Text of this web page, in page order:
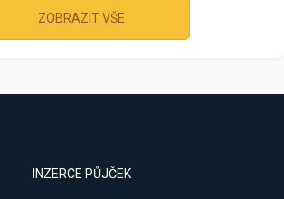
ZOBRAZIT VŠE
INZERCE PŮJČEK